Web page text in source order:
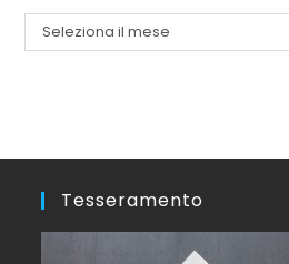
Seleziona il mese
Tesseramento